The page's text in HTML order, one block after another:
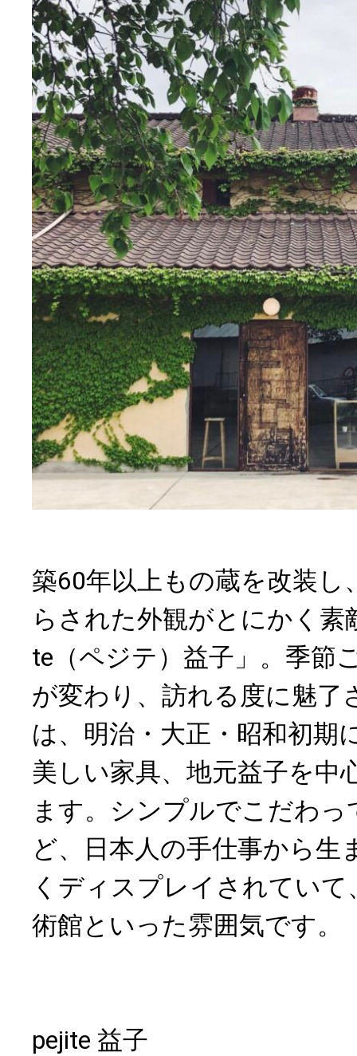
築60年以上もの蔵を改装し
らされた外観がとにかく素
te（ペジテ）益子」。季節
が変わり、訪れる度に魅了
は、明治・大正・昭和初期
美しい家具、地元益子を中
ます。シンプルでこだわ
ど、日本人の手仕事から生
くディスプレイされてい
術館といった雰囲気です。
​​pejite 益子